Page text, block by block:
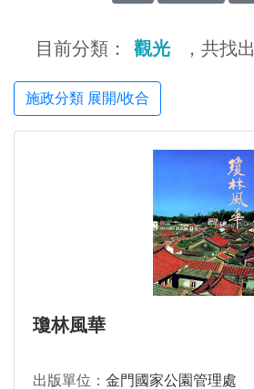
目前分類： 觀光 ，共找出
施政分類 展開/收合
瓊林風華
出版單位： 金門國家公園管理處